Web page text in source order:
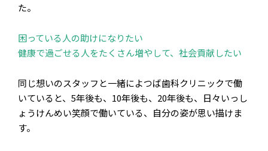
た。
困っている人の助けになりたい
健康で過ごせる人をたくさん増やして、社会貢献したい
同じ想いのスタッフと一緒によつば歯科クリニックで働
いていると、5年後も、10年後も、20年後も、日々いっし
ょうけんめい笑顔で働いている、自分の姿が思い描けま
す。